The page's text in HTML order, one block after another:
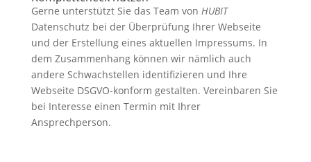
Gerne unterstützt Sie das Team von HUBIT
Datenschutz bei der Überprüfung Ihrer Webseite
und der Erstellung eines aktuellen Impressums. In
dem Zusammenhang können wir nämlich auch
andere Schwachstellen identifizieren und Ihre
Webseite DSGVO-konform gestalten. Vereinbaren Sie
bei Interesse einen Termin mit Ihrer
Ansprechperson.